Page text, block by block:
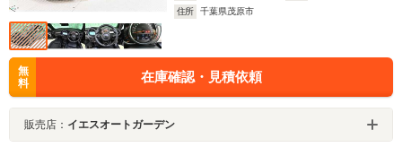
住所 千葉県茂原市
無
料
在庫確認・見積依頼
販売店： イエスオートガーデン